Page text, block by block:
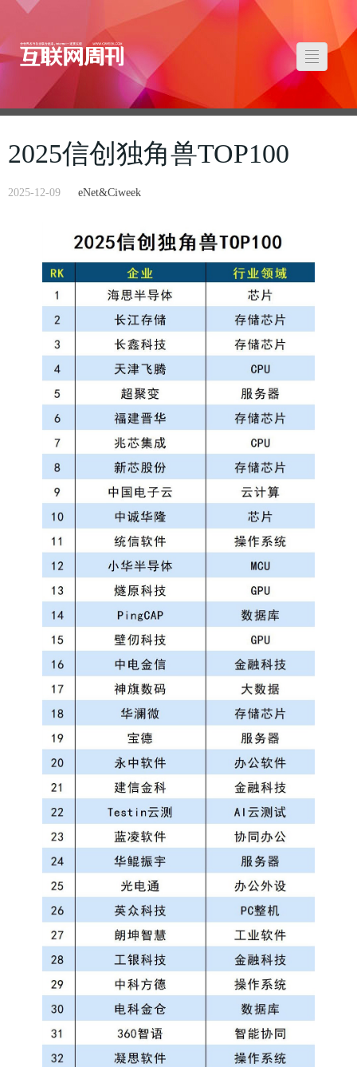
2025信创独角兽TOP100
2025-12-09 eNet&Ciweek